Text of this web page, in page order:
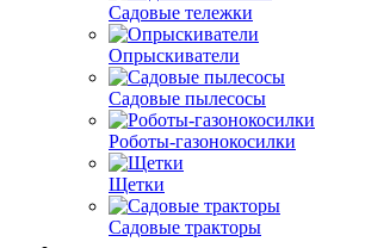
Садовые тележки
Опрыскиватели
Садовые пылесосы
Роботы-газонокосилки
Щетки
Садовые тракторы